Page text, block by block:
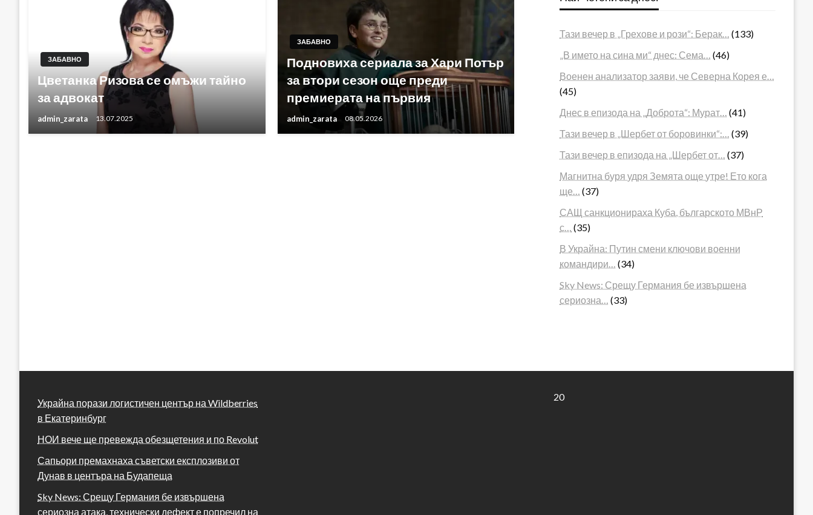
ЗАБАВНО
Цветанка Ризова се омъжи тайно
за адвокат
admin_zarata 13.07.2025
ЗАБАВНО
Подновиха сериала за Хари Потър
за втори сезон още преди
премиерата на първия
admin_zarata 08.05.2026
Тази вечер в „Грехове и рози“: Берак…
(133)
„В името на сина ми“ днес: Сема…
(46)
Военен анализатор заяви, че Северна Корея е…
(45)
Днес в епизода на „Доброта“: Мурат…
(41)
Тази вечер в „Шербет от боровинки“:…
(39)
Тази вечер в епизода на „Шербет от…
(37)
Магнитна буря удря Земята още утре! Ето кога
ще…
(37)
САЩ санкционираха Куба, българското МВнР
с…
(35)
В Украйна: Путин смени ключови военни
командири…
(34)
Sky News: Срещу Германия бе извършена
сериозна…
(33)
Украйна порази логистичен център на Wildberries
в Екатеринбург
НОИ вече ще превежда обезщетения и по Revolut
Сапьори премахнаха съветски експлозиви от
Дунав в центъра на Будапеща
Sky News: Срещу Германия бе извършена
сериозна атака, технически дефект е попречил на
20